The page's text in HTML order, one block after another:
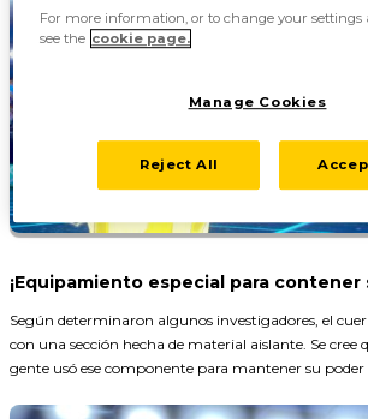
¡Equipamiento especial para contener
Según determinaron algunos investigadores, el
con una sección hecha de material aislante. Se cree
gente usó ese componente para mantener su poder
For more information, or to change your settings
see the cookie page.
Manage Cookies
Reject All